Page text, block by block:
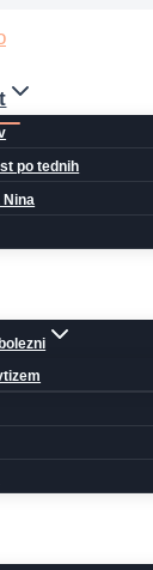
po tednih
Nina